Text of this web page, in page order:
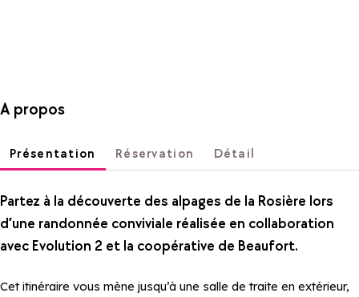
A propos
Présentation Réservation Détail
Partez à la découverte des alpages de la Rosière lors
d’une randonnée conviviale réalisée en collaboration
avec Evolution 2 et la coopérative de Beaufort.
Cet itinéraire vous mène jusqu’à une salle de traite en extérieur,